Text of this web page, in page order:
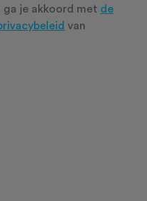
ga je akkoord met de
van